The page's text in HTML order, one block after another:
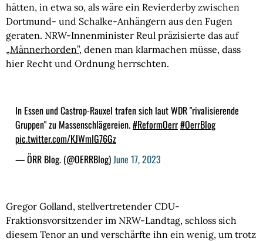
hätten, in etwa so, als wäre ein Revierderby zwischen
Dortmund- und Schalke-Anhängern aus den Fugen
geraten. NRW-Innenminister Reul präzisierte das auf
„Männerhorden”, denen man klarmachen müsse, dass
hier Recht und Ordnung herrschten.
In Essen und Castrop-Rauxel trafen sich laut WDR "rivalisierende
Gruppen" zu Massenschlägereien.#ReformOerr#OerrBlog
pic.twitter.com/KJWmIG76Gz
— ÖRR Blog. (@OERRBlog)June 17, 2023
Gregor Golland, stellvertretender CDU-
Fraktionsvorsitzender im NRW-Landtag, schloss sich
diesem Tenor an und verschärfte ihn ein wenig, um trotz